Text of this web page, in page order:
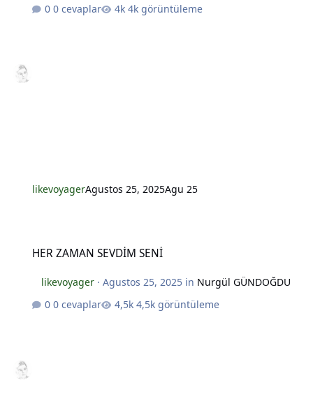
0 cevaplar
4k görüntüleme
likevoyagerAgustos 25, 2025Agu 25
HER ZAMAN SEVDİM SENİ
likevoyager· Agustos 25, 2025in Nurgül GÜNDOĞDU
0 cevaplar
4,5k görüntüleme